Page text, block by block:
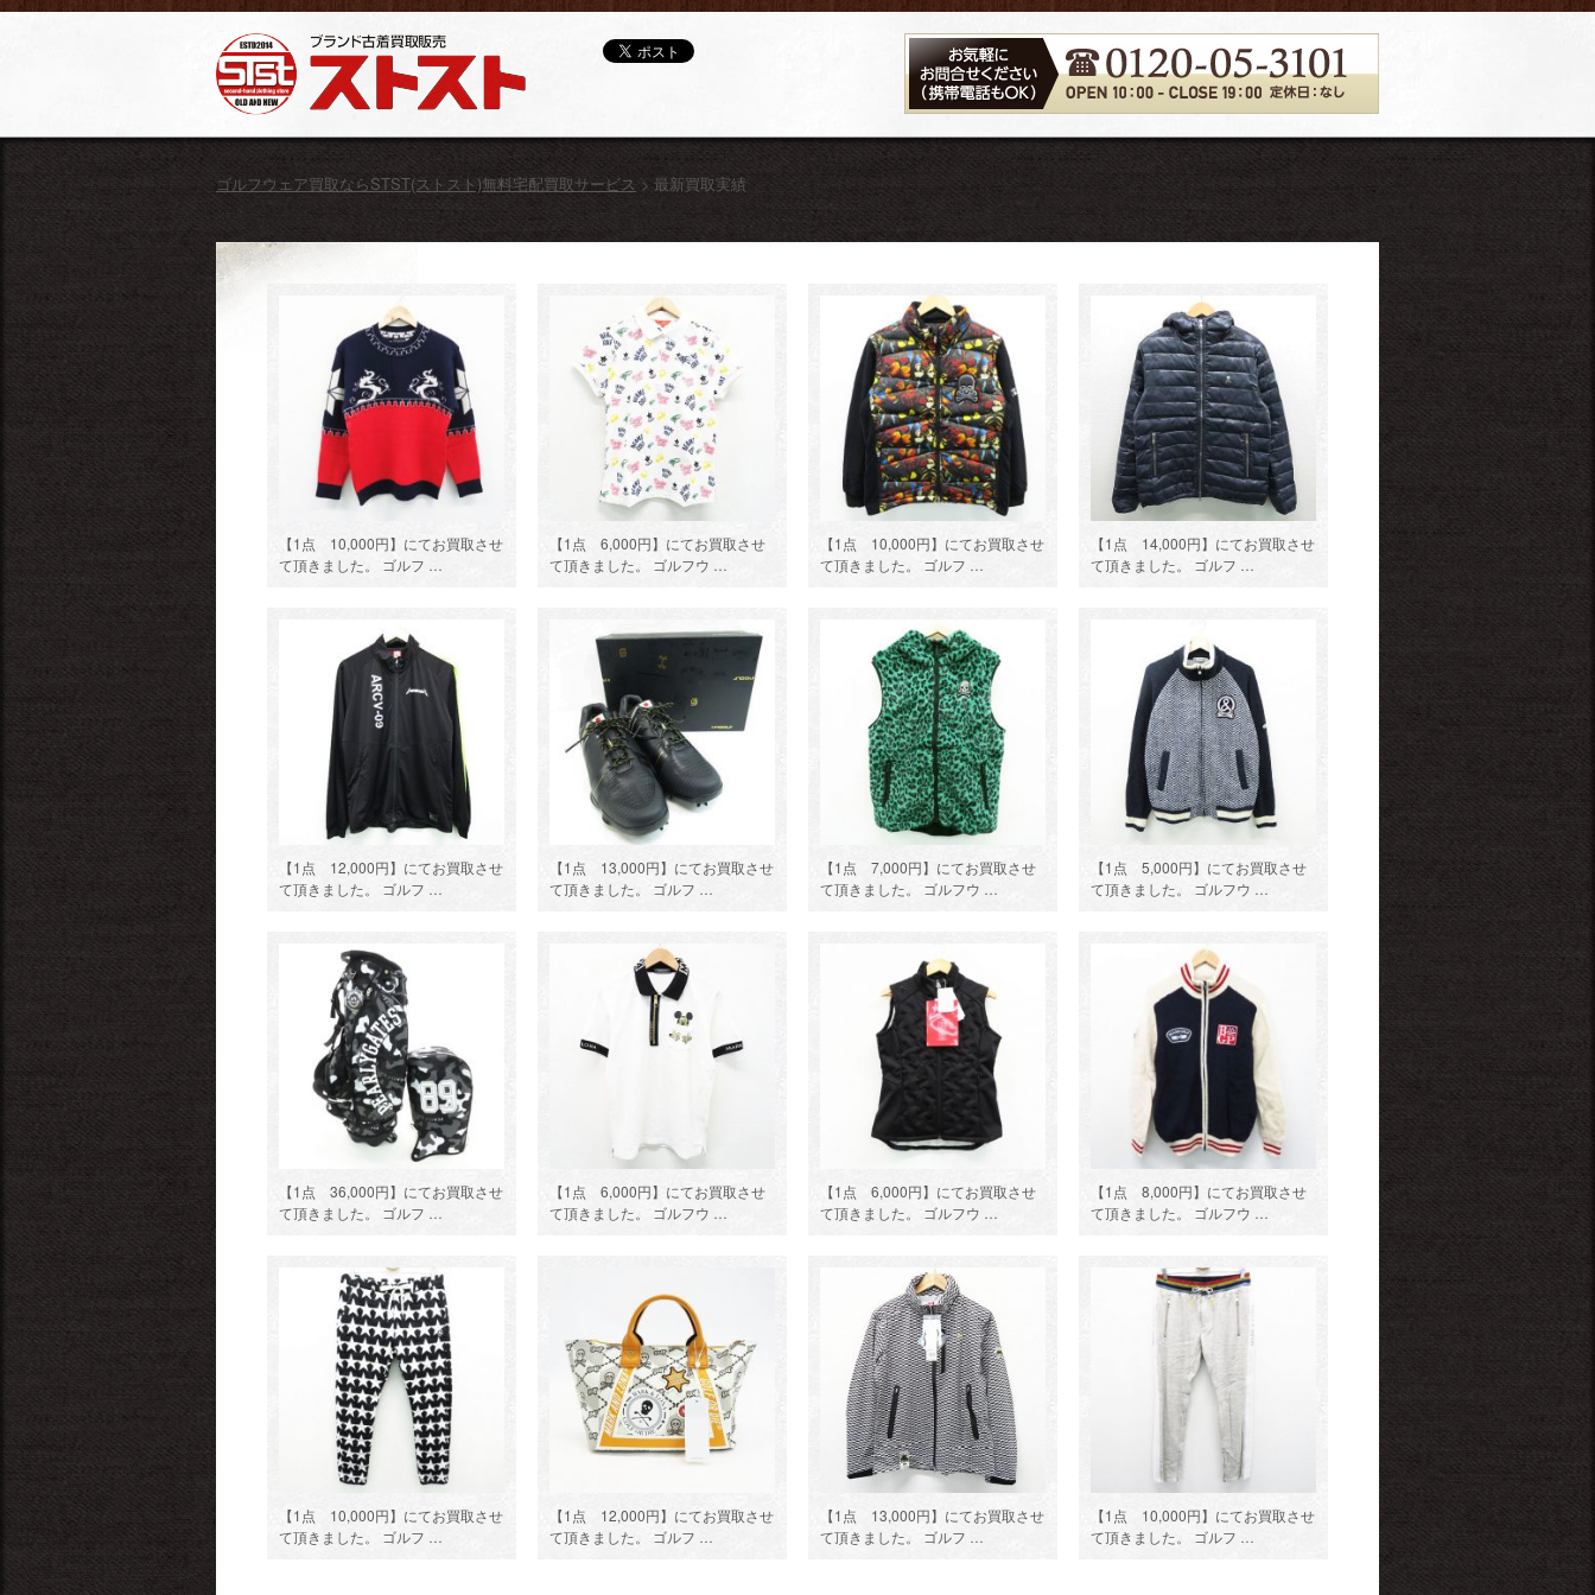
ゴルフウェア買取ならSTST(ストスト)無料宅配買取サービス > 最新買取実績
【1点 10,000円】にてお買取させ
て頂きました。 ゴルフ …
【1点 6,000円】にてお買取させ
て頂きました。 ゴルフウ …
【1点 10,000円】にてお買取させ
て頂きました。 ゴルフ …
【1点 14,000円】にてお買取させ
て頂きました。 ゴルフ …
【1点 12,000円】にてお買取させ
て頂きました。 ゴルフ …
【1点 13,000円】にてお買取させ
て頂きました。 ゴルフ …
【1点 7,000円】にてお買取させ
て頂きました。 ゴルフウ …
【1点 5,000円】にてお買取させ
て頂きました。 ゴルフウ …
【1点 36,000円】にてお買取させ
て頂きました。 ゴルフ …
【1点 6,000円】にてお買取させ
て頂きました。 ゴルフウ …
【1点 6,000円】にてお買取させ
て頂きました。 ゴルフウ …
【1点 8,000円】にてお買取させ
て頂きました。 ゴルフウ …
【1点 10,000円】にてお買取させ
て頂きました。 ゴルフ …
【1点 12,000円】にてお買取させ
て頂きました。 ゴルフ …
【1点 13,000円】にてお買取させ
て頂きました。 ゴルフ …
【1点 10,000円】にてお買取させ
て頂きました。 ゴルフ …